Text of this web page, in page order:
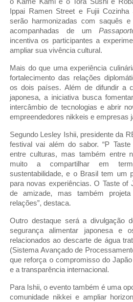
Ippai Ramen Street e Fujii
serão harmonizadas com saquês
acompanhadas de um
incentiva os participantes a
ampliar sua vivência cultural.
Mais do que uma experiência
fortalecimento das relações
os dois países. Além de difundir a
japonesa, a iniciativa busca
intercâmbio de tecnologias e abrir
empreendedores nikkeis e empresas
Segundo Lesley Ishii, presidente da
festival vai além do sabor. “P
entre culturas, mas também entre
muito a compartilhar em
sustentabilidade, e o Brasil tem um
para novas experiências. O Taste of
de amizade, mas também
relações”, destaca.
Outro destaque será a divulgação
segurança alimentar japonesa e
relacionados ao descarte de água
(Sistema Avançado de
que reforça o compromisso do
e a transparência internacional.
Para Ishii, o evento também é uma
comunidade nikkei e ampliar